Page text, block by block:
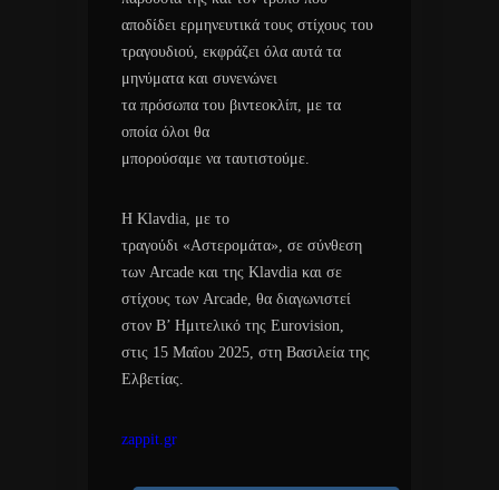
αποδίδει ερμηνευτικά τους στίχους του
τραγουδιού, εκφράζει όλα αυτά τα
μηνύματα και συνενώνει
τα πρόσωπα του βιντεοκλίπ, με τα
οποία όλοι θα
μπορούσαμε να ταυτιστούμε.
Η Klavdia, με το
τραγούδι «Αστερομάτα», σε σύνθεση
των Arcade και της Klavdia και σε
στίχους των Arcade, θα διαγωνιστεί
στον Β’ Ημιτελικό της Eurovision,
στις 15 Μαΐου 2025, στη Βασιλεία της
Ελβετίας.
zappit.gr